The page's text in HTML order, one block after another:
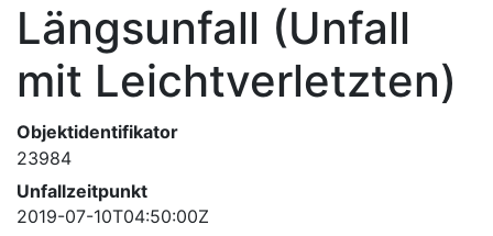
Längsunfall (Unfall
mit Leichtverletzten)
Objektidentifikator
23984
Unfallzeitpunkt
2019-07-10T04:50:00Z